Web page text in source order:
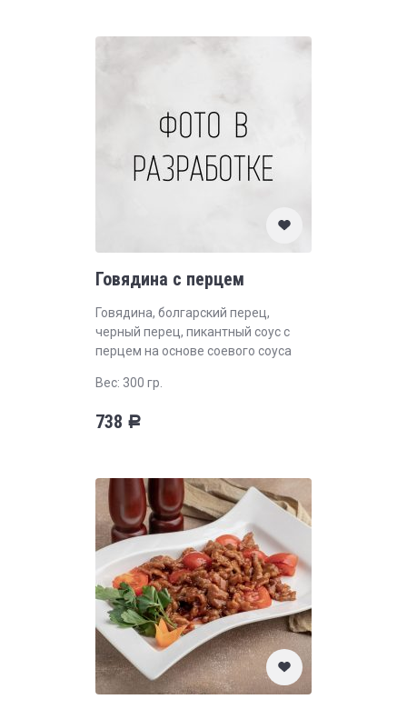
Говядина с перцем
Говядина, болгарский перец,
черный перец, пикантный соус с
перцем на основе соевого соуса
Вес: 300 гр.
738 Р